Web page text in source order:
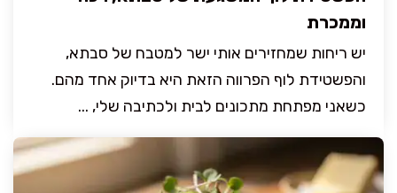
וממכרת
יש ריחות שמחזירים אותי ישר למטבח של סבתא,
והפשטידת לוף הפרווה הזאת היא בדיוק אחד מהם.
כשאני מפתחת מתכונים לבית ולכתיבה שלי, ...